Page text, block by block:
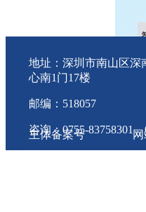
地址：深圳市南山区深
心南1门17楼
邮编：518057
咨询：0755-83758301
主体备案号